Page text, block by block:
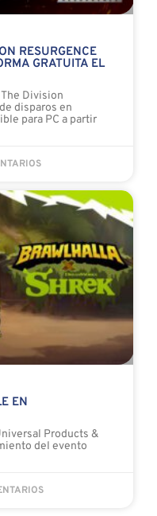
RESURGENCE
GRATUITA EL
Division
disparos en
para PC a partir
EN
Products &
del evento